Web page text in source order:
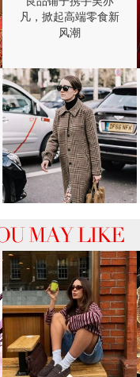
凡，掀起高端零食新
风潮
MIGHT LIKE 你可能喜欢